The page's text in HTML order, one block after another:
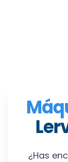
¿Has